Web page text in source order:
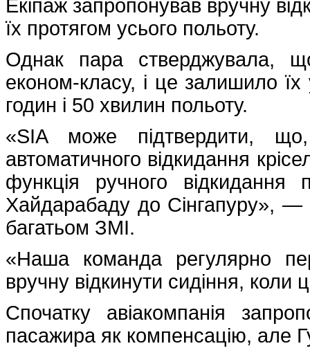
Екіпаж запропонував вручну
їх протягом усього польоту.
Однак пара стверджувала,
економ-класу, і це залишило їх
годин і 50 хвилин польоту.
«SIA може підтвердити,
автоматичного відкидання
функція ручного
Хайдарабаду до Сінгапуру», —
багатьом ЗМІ.
«Наша команда регулярно
вручну відкинути сидіння,
Спочатку авіакомпанія
пасажира як компенсацію, але